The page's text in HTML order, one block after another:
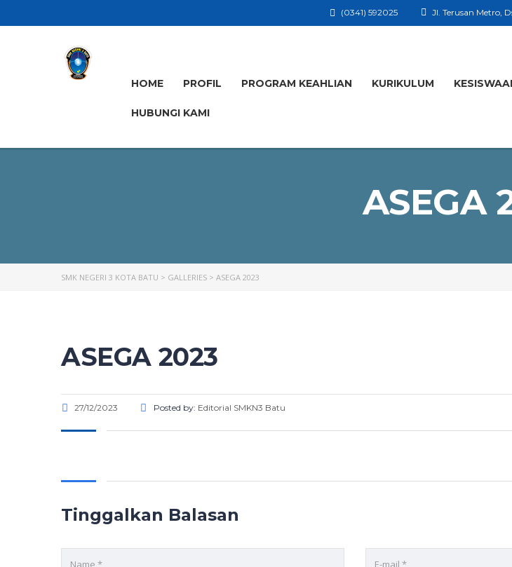
Jl. Terusan Metro,
(0341) 592025
HOME PROFIL PROGRAM KEAHLIAN KURIKULUM
HUBUNGI KAMI
ASEGA
SMK NEGERI 3 KOTA BATU > GALLERIES > ASEGA 2023
ASEGA 2023
27/12/2023 Posted by: Editorial SMKN3 Batu
Tinggalkan Balasan